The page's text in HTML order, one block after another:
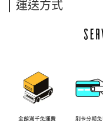
運送方式